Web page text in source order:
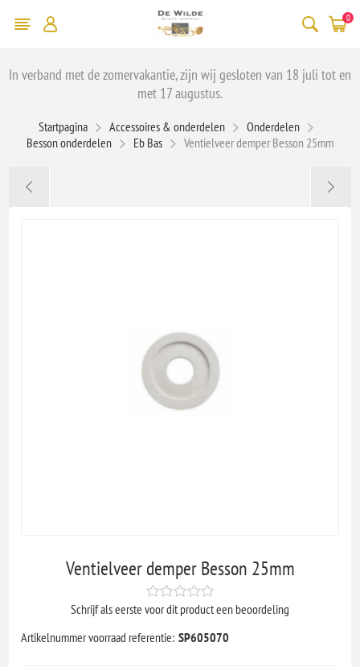
0
In verband met de zomervakantie, zijn wij gesloten van 18 juli tot en
met 17 augustus.
Startpagina Accessoires & onderdelen
Onderdelen
Besson onderdelen
Eb Bas Ventielveer demper Besson 25mm
Ventielveer demper Besson 25mm
Schrijf als eerste voor dit product een beoordeling
Artikelnummer voorraad referentie: SP605070